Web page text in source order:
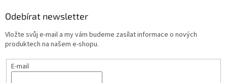
Odebírat newsletter
Vložte svůj e-mail a my vám budeme zasílat informace o nových
produktech na našem e-shopu.
E-mail